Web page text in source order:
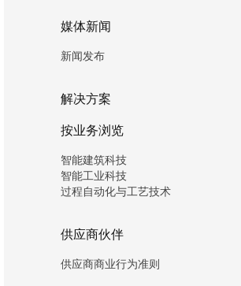
媒体新闻
新闻发布
解决方案
按业务浏览
智能建筑科技
智能工业科技
过程自动化与工艺技术
供应商伙伴
供应商商业行为准则